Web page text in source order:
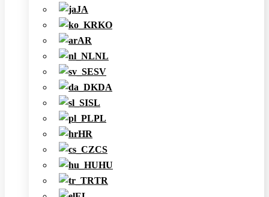
JA
KO
AR
NL
SV
DA
SL
PL
HR
CS
HU
TR